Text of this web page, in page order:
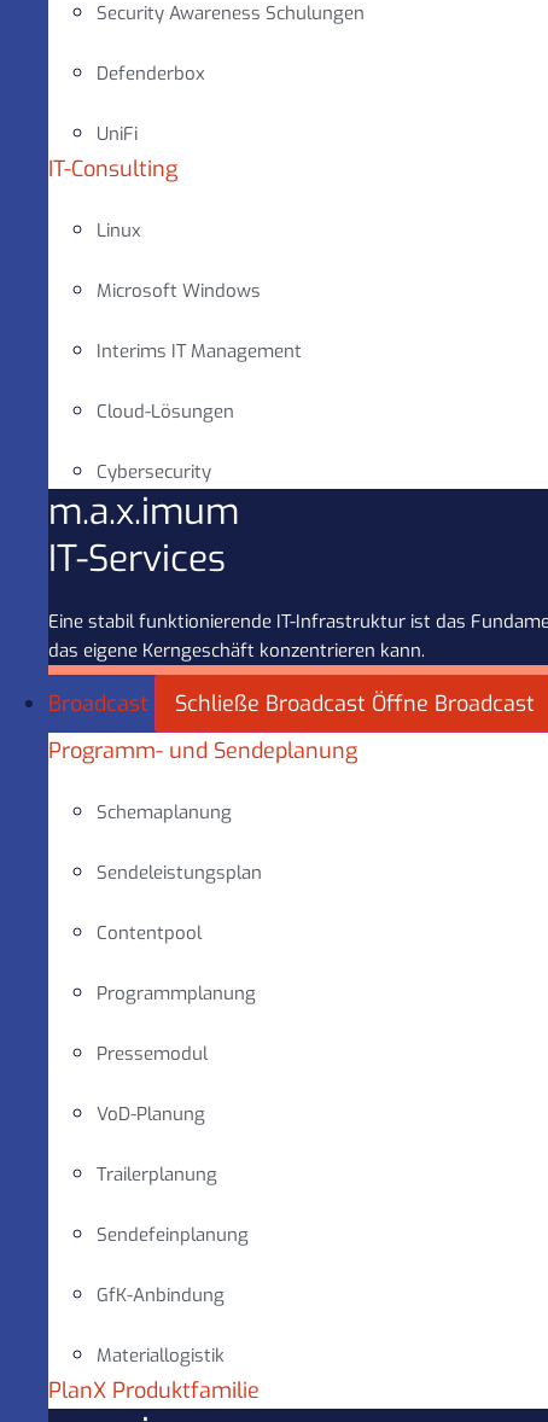
Security Awareness Schulungen
Defenderbox
UniFi
IT-Consulting
Linux
Microsoft Windows
Interims IT Management
Cloud-Lösungen
Cybersecurity
m.a.x.imum
IT-Services
Eine stabil funktionierende IT-Infrastruktur ist das
das eigene Kerngeschäft konzentrieren kann.
Broadcast Schließe Broadcast Öffne Broadcast
Programm- und Sendeplanung
Schemaplanung
Sendeleistungsplan
Contentpool
Programmplanung
Pressemodul
VoD-Planung
Trailerplanung
Sendefeinplanung
GfK-Anbindung
Materiallogistik
PlanX Produktfamilie